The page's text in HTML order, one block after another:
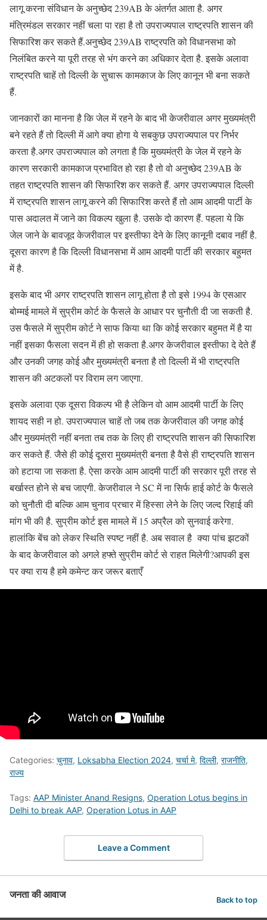
लागू करना संविधान के अनुच्छेद 239AB के अंतर्गत आता है. अगर
मंत्रिमंडल सरकार नहीं चला पा रहा है तो उपराज्यपाल राष्ट्रपति शासन की
सिफारिश कर सकते हैं.अनुच्छेद 239AB राष्ट्रपति को विधानसभा को
निलंबित करने या पूरी तरह से भंग करने का अधिकार देता है. इसके अलावा
राष्ट्रपति चाहें तो दिल्ली के सुचारू कामकाज के लिए कानून भी बना सकते
हैं.
जानकारों का मानना है कि जेल में रहने के बाद भी केजरीवाल अगर मुख्यमंत्री
बने रहते हैं तो दिल्ली में आगे क्या होगा ये सबकुछ उपराज्यपाल पर निर्भर
करता है.अगर उपराज्यपाल को लगता है कि मुख्यमंत्री के जेल में रहने के
कारण सरकारी कामकाज प्रभावित हो रहा है तो वो अनुच्छेद 239AB के
तहत राष्ट्रपति शासन की सिफारिश कर सकते हैं. अगर उपराज्यपाल दिल्ली
में राष्ट्रपति शासन लागू करने की सिफारिश करते हैं तो आम आदमी पार्टी के
पास अदालत में जाने का विकल्प खुला है. उसके दो कारण हैं. पहला ये कि
जेल जाने के बावजूद केजरीवाल पर इस्तीफा देने के लिए कानूनी दबाव नहीं है.
दूसरा कारण है कि दिल्ली विधानसभा में आम आदमी पार्टी की सरकार बहुमत
में है.
इसके बाद भी अगर राष्ट्रपति शासन लागू होता है तो इसे 1994 के एसआर
बोम्मई मामले में सुप्रीम कोर्ट के फैसले के आधार पर चुनौती दी जा सकती है.
उस फैसले में सुप्रीम कोर्ट ने साफ किया था कि कोई सरकार बहुमत में है या
नहीं इसका फैसला सदन में ही हो सकता है.अगर केजरीवाल इस्तीफा दे देते हैं
और उनकी जगह कोई और मुख्यमंत्री बनता है तो दिल्ली में भी राष्ट्रपति
शासन की अटकलों पर विराम लग जाएगा.
इसके अलावा एक दूसरा विकल्प भी है लेकिन वो आम आदमी पार्टी के लिए
शायद सही न हो. उपराज्यपाल चाहें तो जब तक केजरीवाल की जगह कोई
और मुख्यमंत्री नहीं बनता तब तक के लिए ही राष्ट्रपति शासन की सिफारिश
कर सकते हैं. जैसे ही कोई दूसरा मुख्यमंत्री बनता है वैसे ही राष्ट्रपति शासन
को हटाया जा सकता है. ऐसा करके आम आदमी पार्टी की सरकार पूरी तरह से
बर्खास्त होने से बच जाएगी. केजरीवाल ने SC में ना सिर्फ हाई कोर्ट के फैसले
को चुनौती दी बल्कि आम चुनाव प्रचार में हिस्सा लेने के लिए जल्द रिहाई की
मांग भी की है. सुप्रीम कोर्ट इस मामले में 15 अप्रैल को सुनवाई करेगा.
हालांकि बेंच को लेकर स्थिति स्पष्ट नहीं है. अब सवाल है क्या पांच झटकों
के बाद केजरीवाल को अगले हफ्ते सुप्रीम कोर्ट से राहत मिलेगी?आपकी इस
पर क्या राय है हमे कमेन्ट कर जरूर बताएँ
Categories: चुनाव, Loksabha Election 2024, चर्चा मे, दिल्ली, राजनीति,
राज्य
Tags: AAP Minister Anand Resigns, Operation Lotus begins in
Delhi to break AAP, Operation Lotus in AAP
Leave a Comment
जनता की आवाज Back to top